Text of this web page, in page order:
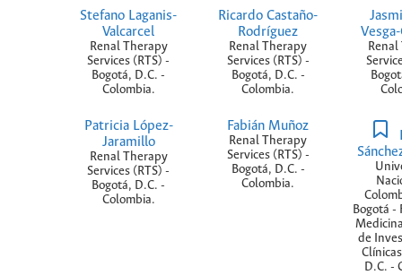
Stefano Laganis-
Valcarcel
Renal Therapy
Services (RTS) -
Bogotá, D.C. -
Colombia.
Ricardo Castaño-
Rodríguez
Renal Therapy
Services (RTS) -
Bogotá, D.C. -
Colombia.
Patricia López-
Jaramillo
Renal Therapy
Services (RTS) -
Bogotá, D.C. -
Colombia.
Fabián Muñoz
Renal Therapy
Services (RTS) -
Bogotá, D.C. -
Colombia.
Bogotá -
de
D.C. -